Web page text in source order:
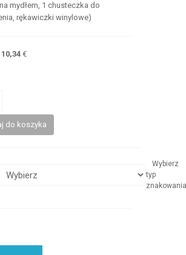
mydłem, 1 chusteczka do
rękawiczki winylowe)
10,34€
do koszyka
Wybierz
typ
znakowania